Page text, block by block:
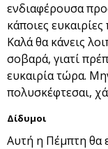
ενδιαφέρουσα
κάποιες
Καλά θα κάνεις
σοβαρά, γιατί
ευκαιρία τώρα.
πολυσκέφτεσαι,
Δίδυμοι
Αυτή η Πέμπτη θα